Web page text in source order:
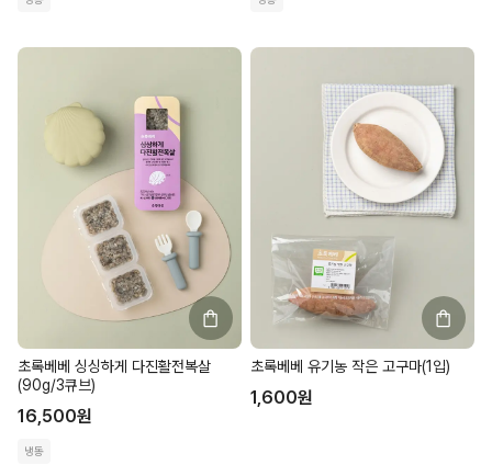
초록베베 싱싱하게 다진활전복살
(90g/3큐브)
16,500원
냉동
초록베베 유기농 작은 고구마(1입)
1,600원